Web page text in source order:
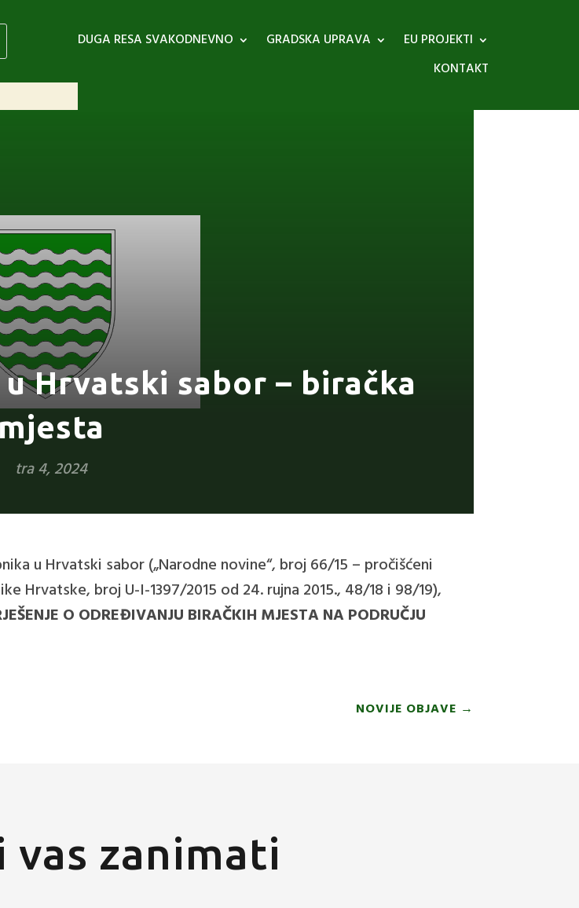
DUGA RESA SVAKODNEVNO GRADSKA UPRAVA
EU PROJEKTI
KONTAKT
Hrvatski sabor – biračka
mjesta
tra 4, 2024
u Hrvatski sabor („Narodne novine“, broj 66/15 – pročišćeni
Hrvatske, broj U-I-1397/2015 od 24. rujna 2015., 48/18 i 98/19),
O ODREĐIVANJU BIRAČKIH MJESTANA PODRUČJU
NOVIJE OBJAVE →
vas zanimati